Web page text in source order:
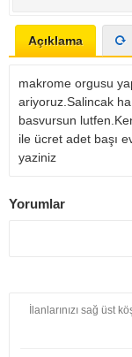
Açıklama
makrome orgusu
ariyoruz.Salincak
basvursun
ile ücret adet başı
yaziniz
Yorumlar
İlanlarınızı sağ üst